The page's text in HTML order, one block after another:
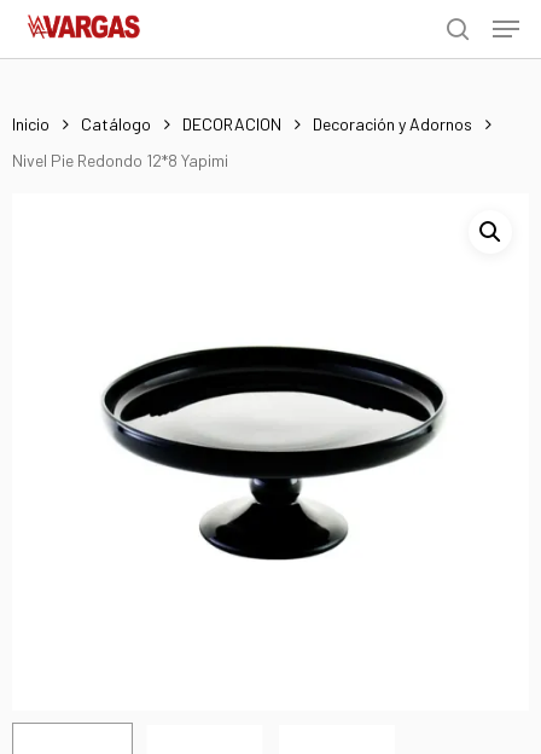
Skip
search
Menu
Inicio Catálogo DECORACION
Decoración y Adornos
Nivel Pie Redondo 12*8 Yapimi